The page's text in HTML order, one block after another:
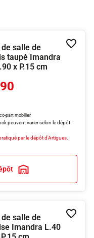
salle de
taupé Imandra
x P.15 cm
part mobilier
peuvent varier selon le dépôt
par le dépôt d'Artigues.
salle de
Imandra L.40